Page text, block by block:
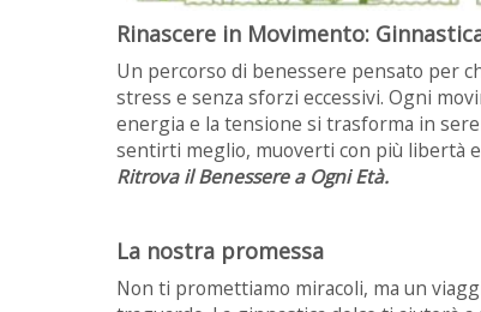
Rinascere in Movimento:
Un percorso di benessere pensato per
stress e senza sforzi eccessivi. Ogni
energia e la tensione si trasforma in
sentirti meglio, muoverti con più libertà
Ritrova il Benessere a Ogni Età.
La nostra promessa
Non ti promettiamo miracoli, ma un